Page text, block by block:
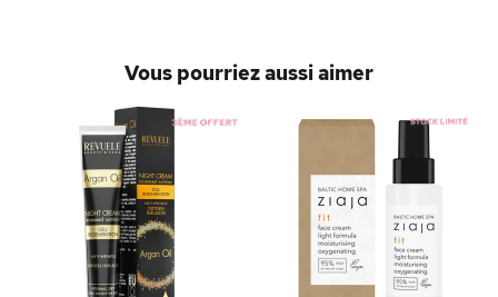
Vous pourriez aussi aimer